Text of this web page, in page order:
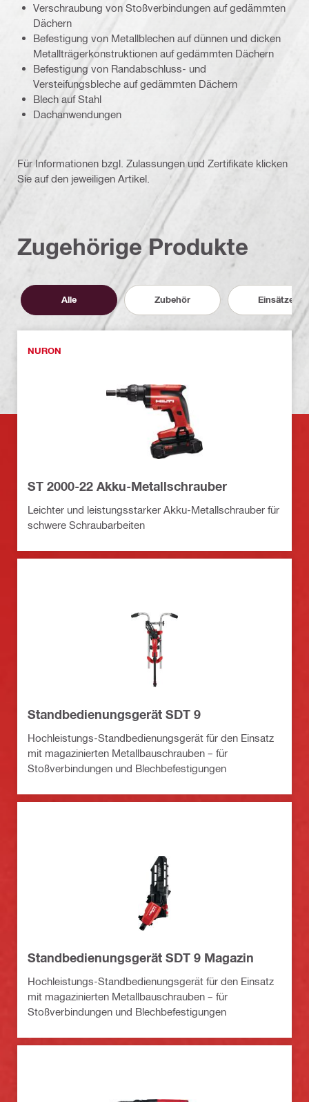
Verschraubung von Stoßverbindungen auf gedämmten
Dächern
Befestigung von Metallblechen auf dünnen und dicken
Metallträgerkonstruktionen auf gedämmten Dächern
Befestigung von Randabschluss- und
Versteifungsbleche auf gedämmten Dächern
Blech auf Stahl
Dachanwendungen
Für Informationen bzgl. Zulassungen und Zertifikate klicken
Sie auf den jeweiligen Artikel.
Zugehörige Produkte
Alle Zubehör Einsätze
NURON
ST 2000-22 Akku-Metallschrauber
Leichter und leistungsstarker Akku-Metallschrauber für
schwere Schraubarbeiten
Standbedienungsgerät SDT 9
Hochleistungs-Standbedienungsgerät für den Einsatz
mit magazinierten Metallbauschrauben – für
Stoßverbindungen und Blechbefestigungen
Standbedienungsgerät SDT 9 Magazin
Hochleistungs-Standbedienungsgerät für den Einsatz
mit magazinierten Metallbauschrauben – für
Stoßverbindungen und Blechbefestigungen